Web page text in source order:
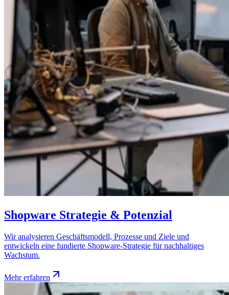
Shopware Strategie & Potenzial
Wir analysieren Geschäftsmodell, Prozesse und Ziele und
entwickeln eine fundierte Shopware-Strategie für nachhaltiges
Wachstum.
Mehr erfahren